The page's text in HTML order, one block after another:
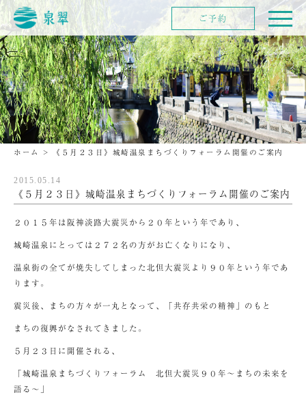
ホーム > 《５月２３日》城崎温泉まちづくりフォーラム開催のご案内
2015.05.14
《５月２３日》城崎温泉まちづくりフォーラム開催のご案内
２０１５年は阪神淡路大震災から２０年という年であり、
城崎温泉にとっては２７２名の方がお亡くなりになり、
温泉街の全てが焼失してしまった北但大震災より９０年という年であ
ります。
震災後、まちの方々が一丸となって、「共存共栄の精神」のもと
まちの復興がなされてきました。
５月２３日に開催される、
「城崎温泉まちづくりフォーラム 北但大震災９０年～まちの未来を
語る～」
ご予約